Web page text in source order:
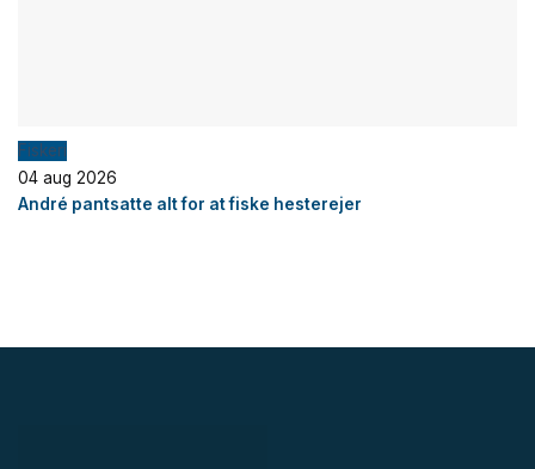
Fiskeri
04 aug 2026
André pantsatte alt for at fiske hesterejer